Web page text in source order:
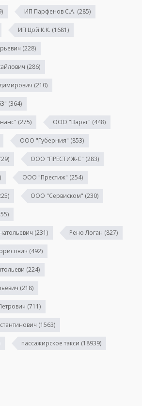
ИП Парфенов С.А. (285)
ИП Цой К.К. (1681)
(228)
(286)
(210)
(364)
(275) ООО "Варяг" (448)
ООО "Губерния" (853)
ООО "ПРЕСТИЖ-С" (283)
ООО "Престиж" (254)
ООО "Сервиском" (230)
(231) Рено Логан (827)
(492)
(224)
(218)
(711)
(1563)
пассажирское такси (18939)